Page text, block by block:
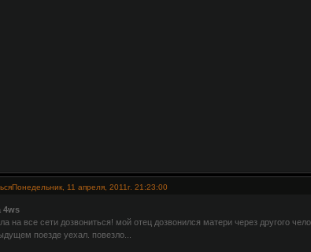
Понедельник, 11 апреля, 2011г. 21:23:00
4ws
на все сети дозвониться! мой отец дозвонился матери через другого
поезде уехал. повезло...